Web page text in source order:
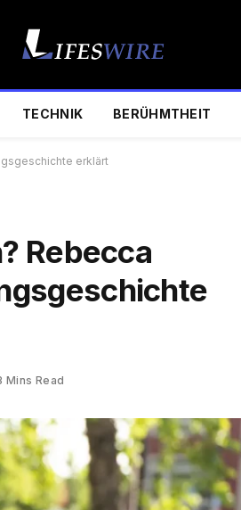
TECHNIK BERÜHMTHEIT
erklärt
Rebecca
Mins Read